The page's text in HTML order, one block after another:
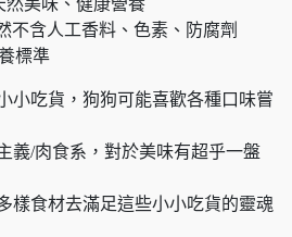
然美味、健康營養
不含人工香料、色素、防腐劑
標準
小吃貨，狗狗可能喜歡各種口味嘗
義/肉食系，對於美味有超乎一盤
樣食材去滿足這些小小吃貨的靈魂